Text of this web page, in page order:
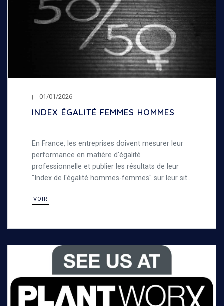
01/01/2026
INDEX ÉGALITÉ FEMMES HOMMES
En France, les entreprises doivent mesurer leur
performance en matière d'égalité
professionnelle et publier les résultats de leur
"Index de l'égalité hommes-femmes" sur leur site
les femmes et les hommes
VOIR